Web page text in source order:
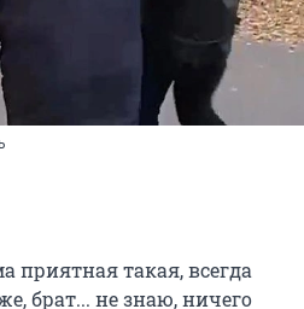
приятная такая, всегда
брат... не знаю, ничего